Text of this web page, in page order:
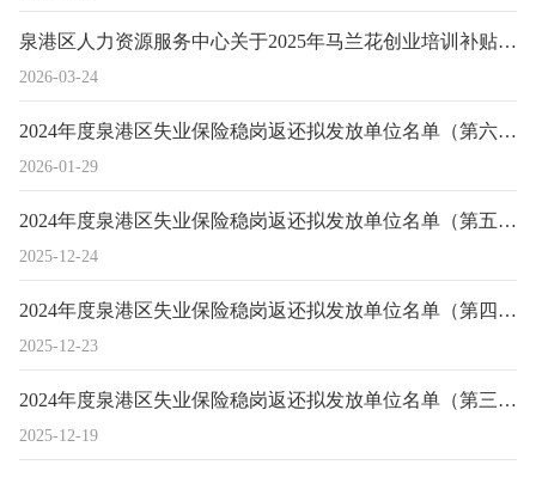
2026-03-24
泉港区人力资源服务中心关于2025年马兰花创业培训补贴情况的公示
2026-01-29
2024年度泉港区失业保险稳岗返还拟发放单位名单（第六批）公示
2025-12-24
2024年度泉港区失业保险稳岗返还拟发放单位名单（第五批）公示
2025-12-23
2024年度泉港区失业保险稳岗返还拟发放单位名单（第四批）公示
2025-12-19
2024年度泉港区失业保险稳岗返还拟发放单位名单（第三批）公示